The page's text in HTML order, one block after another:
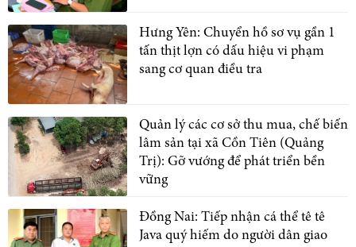
Hưng Yên: Chuyển hồ sơ vụ gần 1
tấn thịt lợn có dấu hiệu vi phạm
sang cơ quan điều tra
Quản lý các cơ sở thu mua, chế biến
lâm sản tại xã Cồn Tiên (Quảng
Trị): Gỡ vướng để phát triển bền
vững
Đồng Nai: Tiếp nhận cá thể tê tê
Java quý hiếm do người dân giao